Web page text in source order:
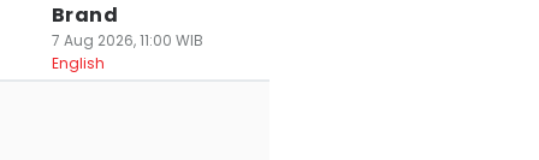
Brand
7 Aug 2026, 11:00 WIB
English